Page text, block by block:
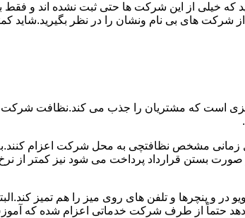
که خیلی از این شرکت ها حتی ثبت نشده اند و فقط
شرکت های بی نام ونشان را در نظر بگیرید.شاید
است که مشتریان را جذب می کند.نظافت
زمانی مشخص نظافتچی به محل شرکت اعزام
در صورت بستن قرارداد پرداخت می شود نیز
در و پنچرها و تلفن های روی میز را هم تمیز
حتماً از طرف شرکت خدماتی اعزام شده که